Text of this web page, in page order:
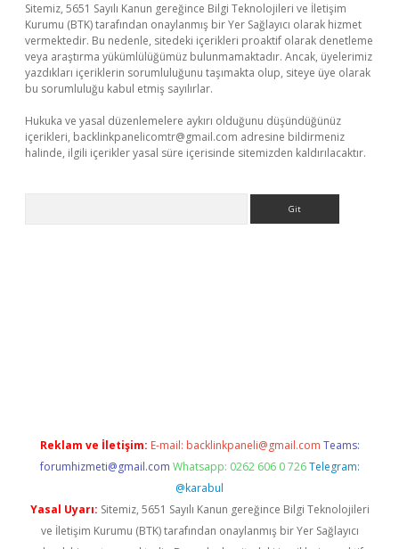
Sitemiz, 5651 Sayılı Kanun gereğince Bilgi Teknolojileri ve İletişim
Kurumu (BTK) tarafından onaylanmış bir Yer Sağlayıcı olarak hizmet
vermektedir. Bu nedenle, sitedeki içerikleri proaktif olarak denetleme
veya araştırma yükümlülüğümüz bulunmamaktadır. Ancak, üyelerimiz
yazdıkları içeriklerin sorumluluğunu taşımakta olup, siteye üye olarak
bu sorumluluğu kabul etmiş sayılırlar.
Hukuka ve yasal düzenlemelere aykırı olduğunu düşündüğünüz
içerikleri, backlinkpanelicomtr@gmail.com adresine bildirmeniz
halinde, ilgili içerikler yasal süre içerisinde sitemizden kaldırılacaktır.
Reklam ve İletişim: E-mail: backlinkpaneli@gmail.com Teams:
forumhizmeti@gmail.com Whatsapp: 0262 606 0 726 Telegram:
@karabul
Yasal Uyarı: Sitemiz, 5651 Sayılı Kanun gereğince Bilgi Teknolojileri
ve İletişim Kurumu (BTK) tarafından onaylanmış bir Yer Sağlayıcı